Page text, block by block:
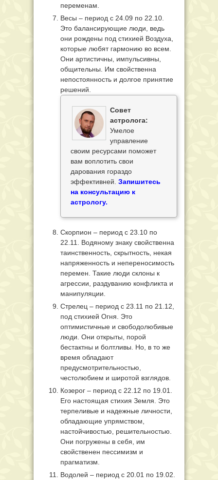
переменам.
Весы – период с 24.09 по 22.10.
Это балансирующие люди, ведь
они рождены под стихией Воздуха,
которые любят гармонию во всем.
Они артистичны, импульсивны,
общительны. Им свойственна
непостоянность и долгое принятие
решений.
Совет
астролога:
Умелое
управление
своим ресурсами поможет
вам воплотить свои
дарования гораздо
эффективней. Запишитесь
на консультацию к
астрологу.
Скорпион – период с 23.10 по
22.11. Водяному знаку свойственна
таинственность, скрытность, некая
напряженность и непереносимость
перемен. Такие люди склоны к
агрессии, раздуванию конфликта и
манипуляции.
Стрелец – период с 23.11 по 21.12,
под стихией Огня. Это
оптимистичные и свободолюбивые
люди. Они открыты, порой
бестактны и болтливы. Но, в то же
время обладают
предусмотрительностью,
честолюбием и широтой взглядов.
Козерог – период с 22.12 по 19.01.
Его настоящая стихия Земля. Это
терпеливые и надежные личности,
обладающие упрямством,
настойчивостью, решительностью.
Они погружены в себя, им
свойственен пессимизм и
прагматизм.
Водолей – период с 20.01 по 19.02.